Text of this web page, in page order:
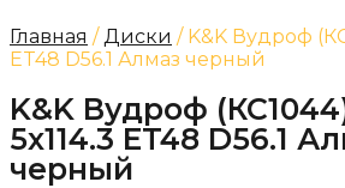
Главная /Диски / K&K Вудроф
ET48 D56.1 Алмаз черный
K&K Вудроф
5x114.3 ET48 D56.1
черный